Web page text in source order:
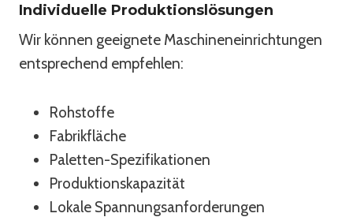
Individuelle Produktionslösungen
Wir können geeignete Maschineneinrichtungen
entsprechend empfehlen:
Rohstoffe
Fabrikfläche
Paletten-Spezifikationen
Produktionskapazität
Lokale Spannungsanforderungen